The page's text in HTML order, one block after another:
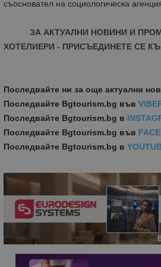
съосновател на социологическа
ЗА АКТУАЛНИ НОВИНИ И
ХОТЕЛИЕРИ - ПРИСЪЕДИНЕТЕ СЕ
Последвайте ни за още актуални
Последвайте Bgtourism.bg във
Последвайте Bgtourism.bg в
Последвайте Bgtourism.bg във
Последвайте Bgtourism.bg в
Име
is_visitor_unique
is_unique
_ga_B09EBBY8PY
_ga